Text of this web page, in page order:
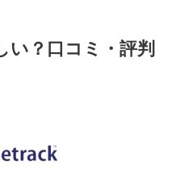
い？口コミ・評判